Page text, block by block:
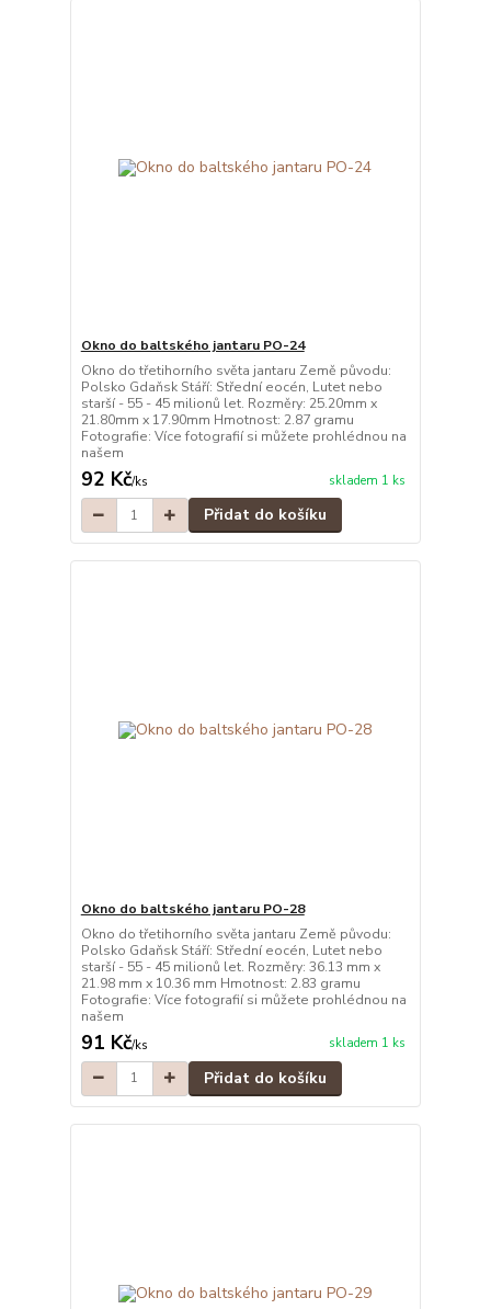
Okno do baltského jantaru PO-24
Okno do třetihorního světa jantaru Země původu:
Polsko Gdaňsk Stáří: Střední eocén, Lutet nebo
starší - 55 - 45 milionů let. Rozměry: 25.20mm x
21.80mm x 17.90mm Hmotnost: 2.87 gramu
Fotografie: Více fotografií si můžete prohlédnou na
našem
92 Kč/ks skladem 1 ks
Přidat do košíku
Okno do baltského jantaru PO-28
Okno do třetihorního světa jantaru Země původu:
Polsko Gdaňsk Stáří: Střední eocén, Lutet nebo
starší - 55 - 45 milionů let. Rozměry: 36.13 mm x
21.98 mm x 10.36 mm Hmotnost: 2.83 gramu
Fotografie: Více fotografií si můžete prohlédnou na
našem
91 Kč/ks skladem 1 ks
Přidat do košíku